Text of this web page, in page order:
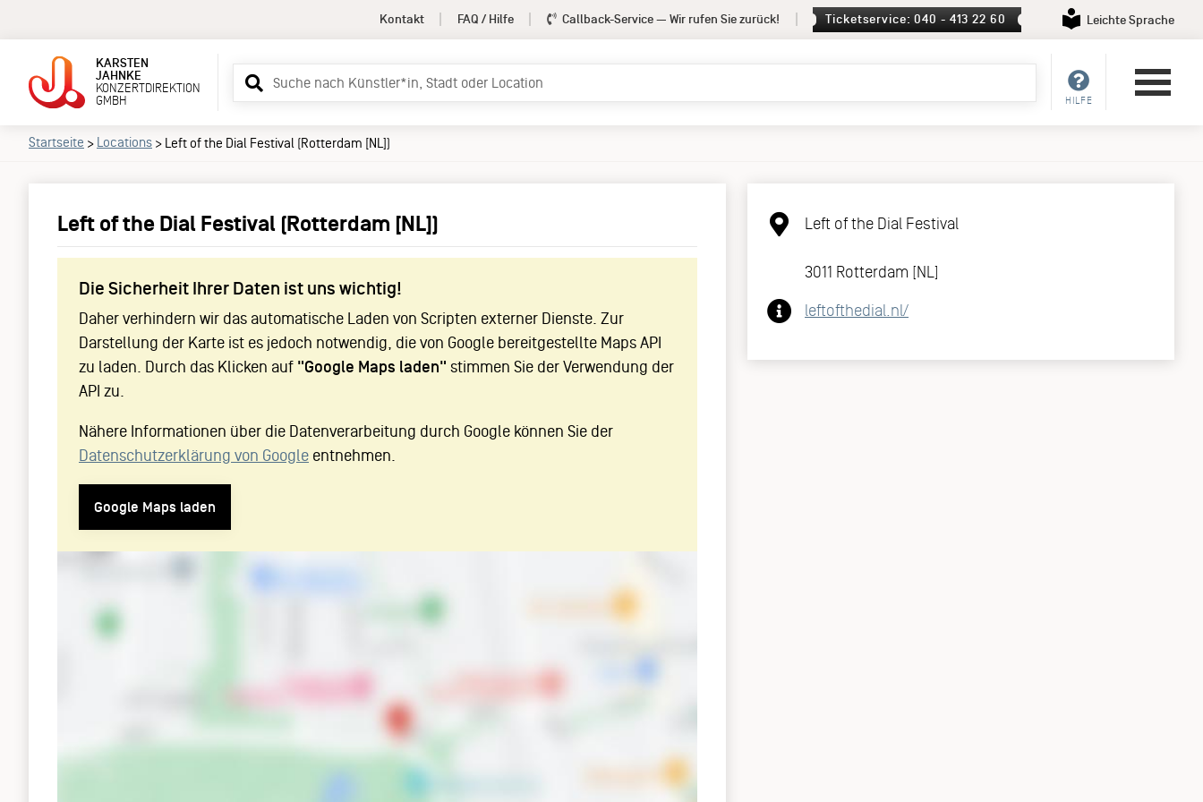
Kontakt FAQ / Hilfe Callback-Service — Wir rufen Sie zurück! Ticketservice: 040 - 413 22 60 Leichte Sprache
KARSTEN
JAHNKE
KONZERTDIREKTION
GMBH
Suchbegriff
eingeben
HILFE
Startseite > Locations > Left of the Dial Festival (Rotterdam [NL])
Left of the Dial Festival (Rotterdam [NL])
Die Sicherheit Ihrer Daten ist uns wichtig!
Daher verhindern wir das automatische Laden von Scripten externer Dienste. Zur
Darstellung der Karte ist es jedoch notwendig, die von Google bereitgestellte Maps API
zu laden. Durch das Klicken auf "Google Maps laden" stimmen Sie der Verwendung der
API zu.
Nähere Informationen über die Datenverarbeitung durch Google können Sie der
Datenschutzerklärung von Google entnehmen.
Google Maps laden
Left of the Dial Festival
3011 Rotterdam [NL]
leftofthedial.nl/